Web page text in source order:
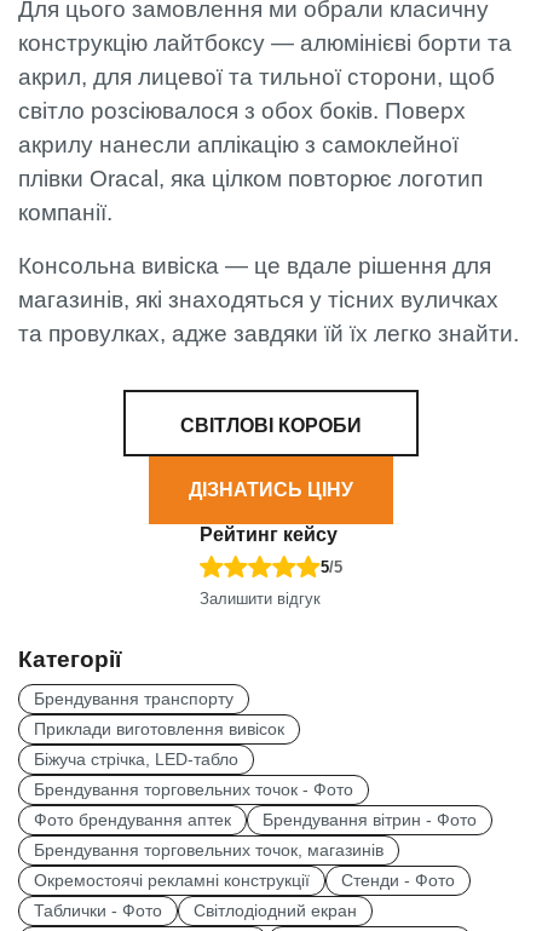
Для цього замовлення ми обрали класичну
конструкцію лайтбоксу — алюмінієві борти та
акрил, для лицевої та тильної сторони, щоб
світло розсіювалося з обох боків. Поверх
акрилу нанесли аплікацію з самоклейної
плівки Oracal, яка цілком повторює логотип
компанії.
Консольна вивіска — це вдале рішення для
магазинів, які знаходяться у тісних вуличках
та провулках, адже завдяки їй їх легко знайти.
СВІТЛОВІ КОРОБИ
ДІЗНАТИСЬ ЦІНУ
Рейтинг кейсу
5/5
Залишити відгук
Категорії
Брендування транспорту
Приклади виготовлення вивісок
Біжуча стрічка, LED-табло
Брендування торговельних точок - Фото
Фото брендування аптек
Брендування вітрин - Фото
Брендування торговельних точок, магазинів
Окремостоячі рекламні конструкції
Стенди - Фото
Таблички - Фото
Світлодіодний екран